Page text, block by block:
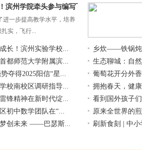
滨州学院牵头参与编写飞
步提高教学水平，培养
实，飞行...
长！滨州实验学校...
都师范大学附属滨...
夺得2025阳信“星...
校南校区调研指导...
锋精神在新时代绽...
初中数学团队在“...
梦创未来 ——巴瑟斯...
乡炊——铁锅
生态聊城：自
葡萄花开分外
拥抱春天，健
看到国外孩子
原来全世界的
刷新食刻 | 中